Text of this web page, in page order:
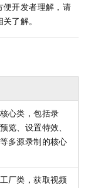
开发者理解，请
了解。
心类，包括录
览、设置特效、
多源录制的核心
厂类，获取视频